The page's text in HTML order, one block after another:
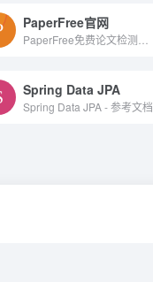
PaperFree官网
Spring Data JPA
Spring Data JPA - 参考文档